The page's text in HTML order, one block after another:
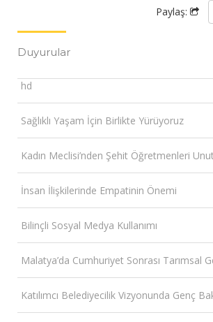
Paylaş:
Duyurular
hd
Sağlıklı Yaşam İçin Birlikte Yürüyoruz
Kadın Meclisi’nden Şehit Öğretmenleri
İnsan İlişkilerinde Empatinin Önemi
Bilinçli Sosyal Medya Kullanımı
Malatya’da Cumhuriyet Sonrası Tarımsal
Katılımcı Belediyecilik Vizyonunda Genç